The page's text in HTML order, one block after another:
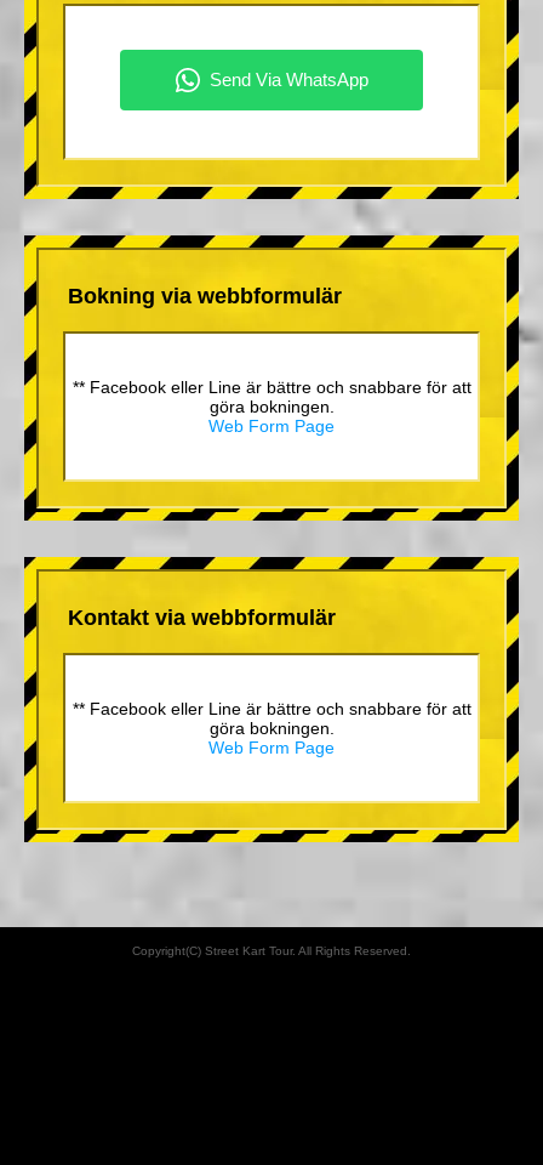
Bokning via webbformulär
** Facebook eller Line är bättre och snabbare för att
göra bokningen.
Web Form Page
Kontakt via webbformulär
** Facebook eller Line är bättre och snabbare för att
göra bokningen.
Web Form Page
Copyright(C) Street Kart Tour. All Rights Reserved.